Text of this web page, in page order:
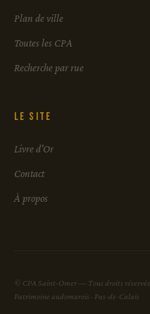
Plan de ville
Toutes les CPA
Recherche par rue
Le site
Livre d'Or
Contact
À propos
© CPA Saint-Omer — Tous droits réservés
Patrimoine audomarois · Pas-de-Calais